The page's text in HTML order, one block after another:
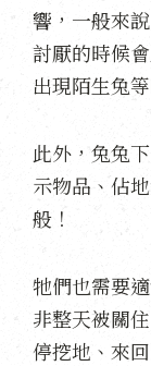
響，一般來
討厭的時候
出現陌生兔
此外，兔兔
示物品、佔
般！
牠們也需要
非整天被關
停挖地、來